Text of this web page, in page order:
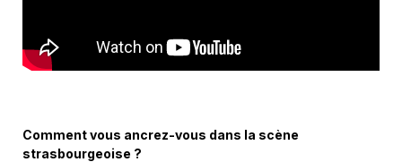
Comment vous ancrez-vous dans la scène
strasbourgeoise ?